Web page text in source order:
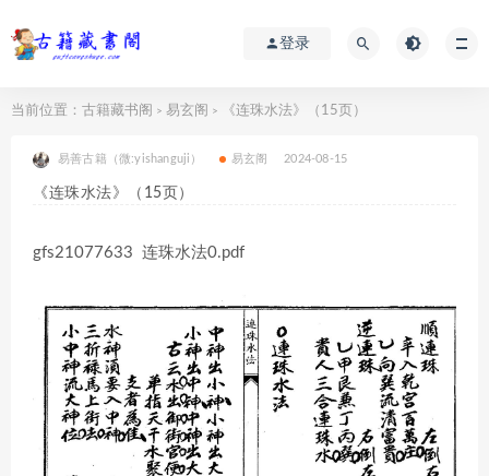
登录
当前位置： 古籍藏书阁 > 易玄阁 > 《连珠水法》（15页）
易善古籍（微:yishanguji） 易玄阁 2024-08-15
《连珠水法》（15页）
gfs21077633 连珠水法0.pdf